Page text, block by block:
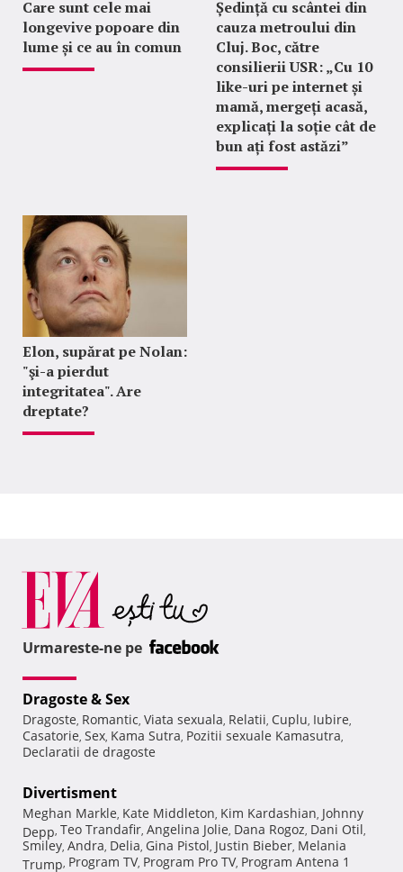
Care sunt cele mai
longevive popoare din
lume și ce au în comun
Ședință cu scântei din
cauza metroului din
Cluj. Boc, către
consilierii USR: „Cu 10
like-uri pe internet și
mamă, mergeți acasă,
explicați la soție cât de
bun ați fost astăzi”
Elon, supărat pe Nolan:
"şi-a pierdut
integritatea". Are
dreptate?
Urmareste-ne pe
Dragoste & Sex
Dragoste, Romantic, Viata sexuala, Relatii, Cuplu, Iubire,
Casatorie, Sex, Kama Sutra, Pozitii sexuale Kamasutra,
Declaratii de dragoste
Divertisment
Meghan Markle, Kate Middleton, Kim Kardashian, Johnny
Depp, Teo Trandafir, Angelina Jolie, Dana Rogoz, Dani Otil,
Smiley, Andra, Delia, Gina Pistol, Justin Bieber, Melania
Trump, Program TV, Program Pro TV, Program Antena 1